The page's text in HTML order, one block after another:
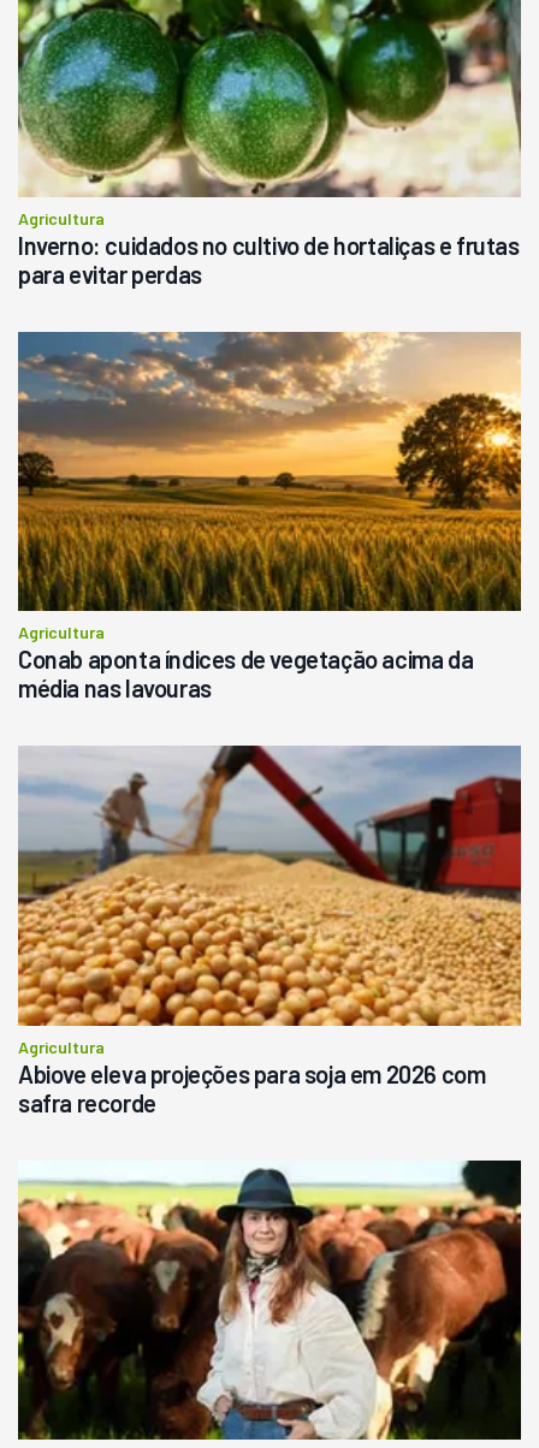
Agricultura
Inverno: cuidados no cultivo de hortaliças e frutas
para evitar perdas
Agricultura
Conab aponta índices de vegetação acima da
média nas lavouras
Agricultura
Abiove eleva projeções para soja em 2026 com
safra recorde